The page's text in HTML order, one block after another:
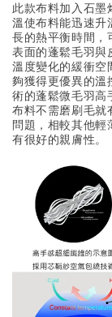
此款布料加入石墨
溫使布料能迅速升
長的熱平衡時間，
表面的蓬鬆毛羽與
溫度變化的緩衝空
夠獲得更優異的溫
術的蓬鬆微毛羽高
布料不需磨刷毛就
問題，相較其他輕
有很好的親膚性。